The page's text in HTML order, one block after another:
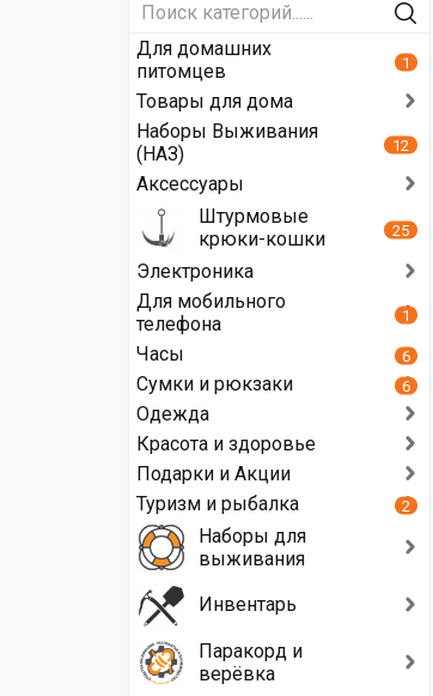
Для домашних
питомцев
1
Товары для дома
Наборы Выживания
(НАЗ)
12
Аксессуары
Штурмовые
крюки-кошки
25
Электроника
Для мобильного
телефона
1
Часы 6
Сумки и рюкзаки 6
Одежда
Красота и здоровье
Подарки и Акции
Туризм и рыбалка
2
Наборы для
выживания
Инвентарь
Паракорд и
верёвка